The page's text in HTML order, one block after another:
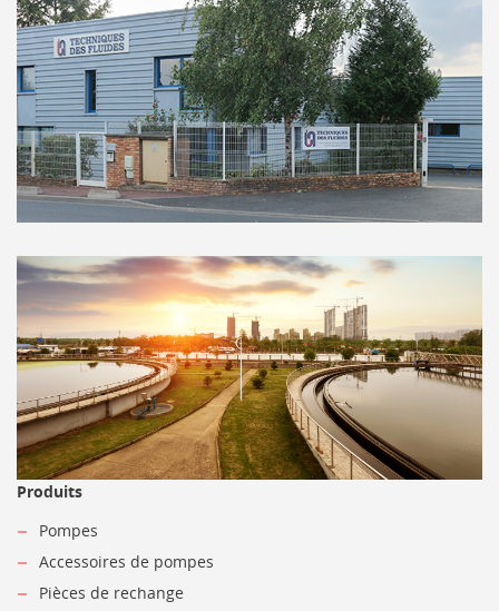
Produits
Pompes
Accessoires de pompes
Pièces de rechange